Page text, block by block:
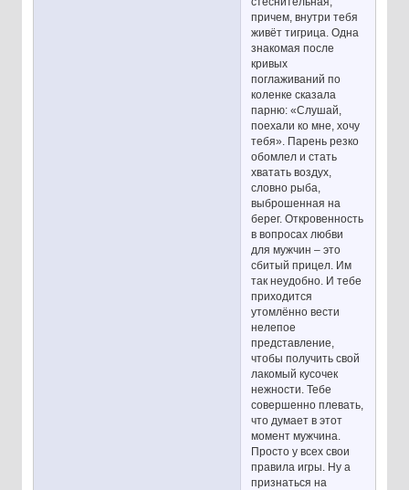
причем, внутри тебя
живёт тигрица. Одна
знакомая после
кривых
поглаживаний по
коленке сказала
парню: «Слушай,
поехали ко мне, хочу
тебя». Парень резко
обомлел и стать
хватать воздух,
словно рыба,
выброшенная на
берег. Откровенность
в вопросах любви
для мужчин – это
сбитый прицел. Им
так неудобно. И тебе
приходится
утомлённо вести
нелепое
представление,
чтобы получить свой
лакомый кусочек
нежности. Тебе
совершенно плевать,
что думает в этот
момент мужчина.
Просто у всех свои
правила игры. Ну а
признаться на